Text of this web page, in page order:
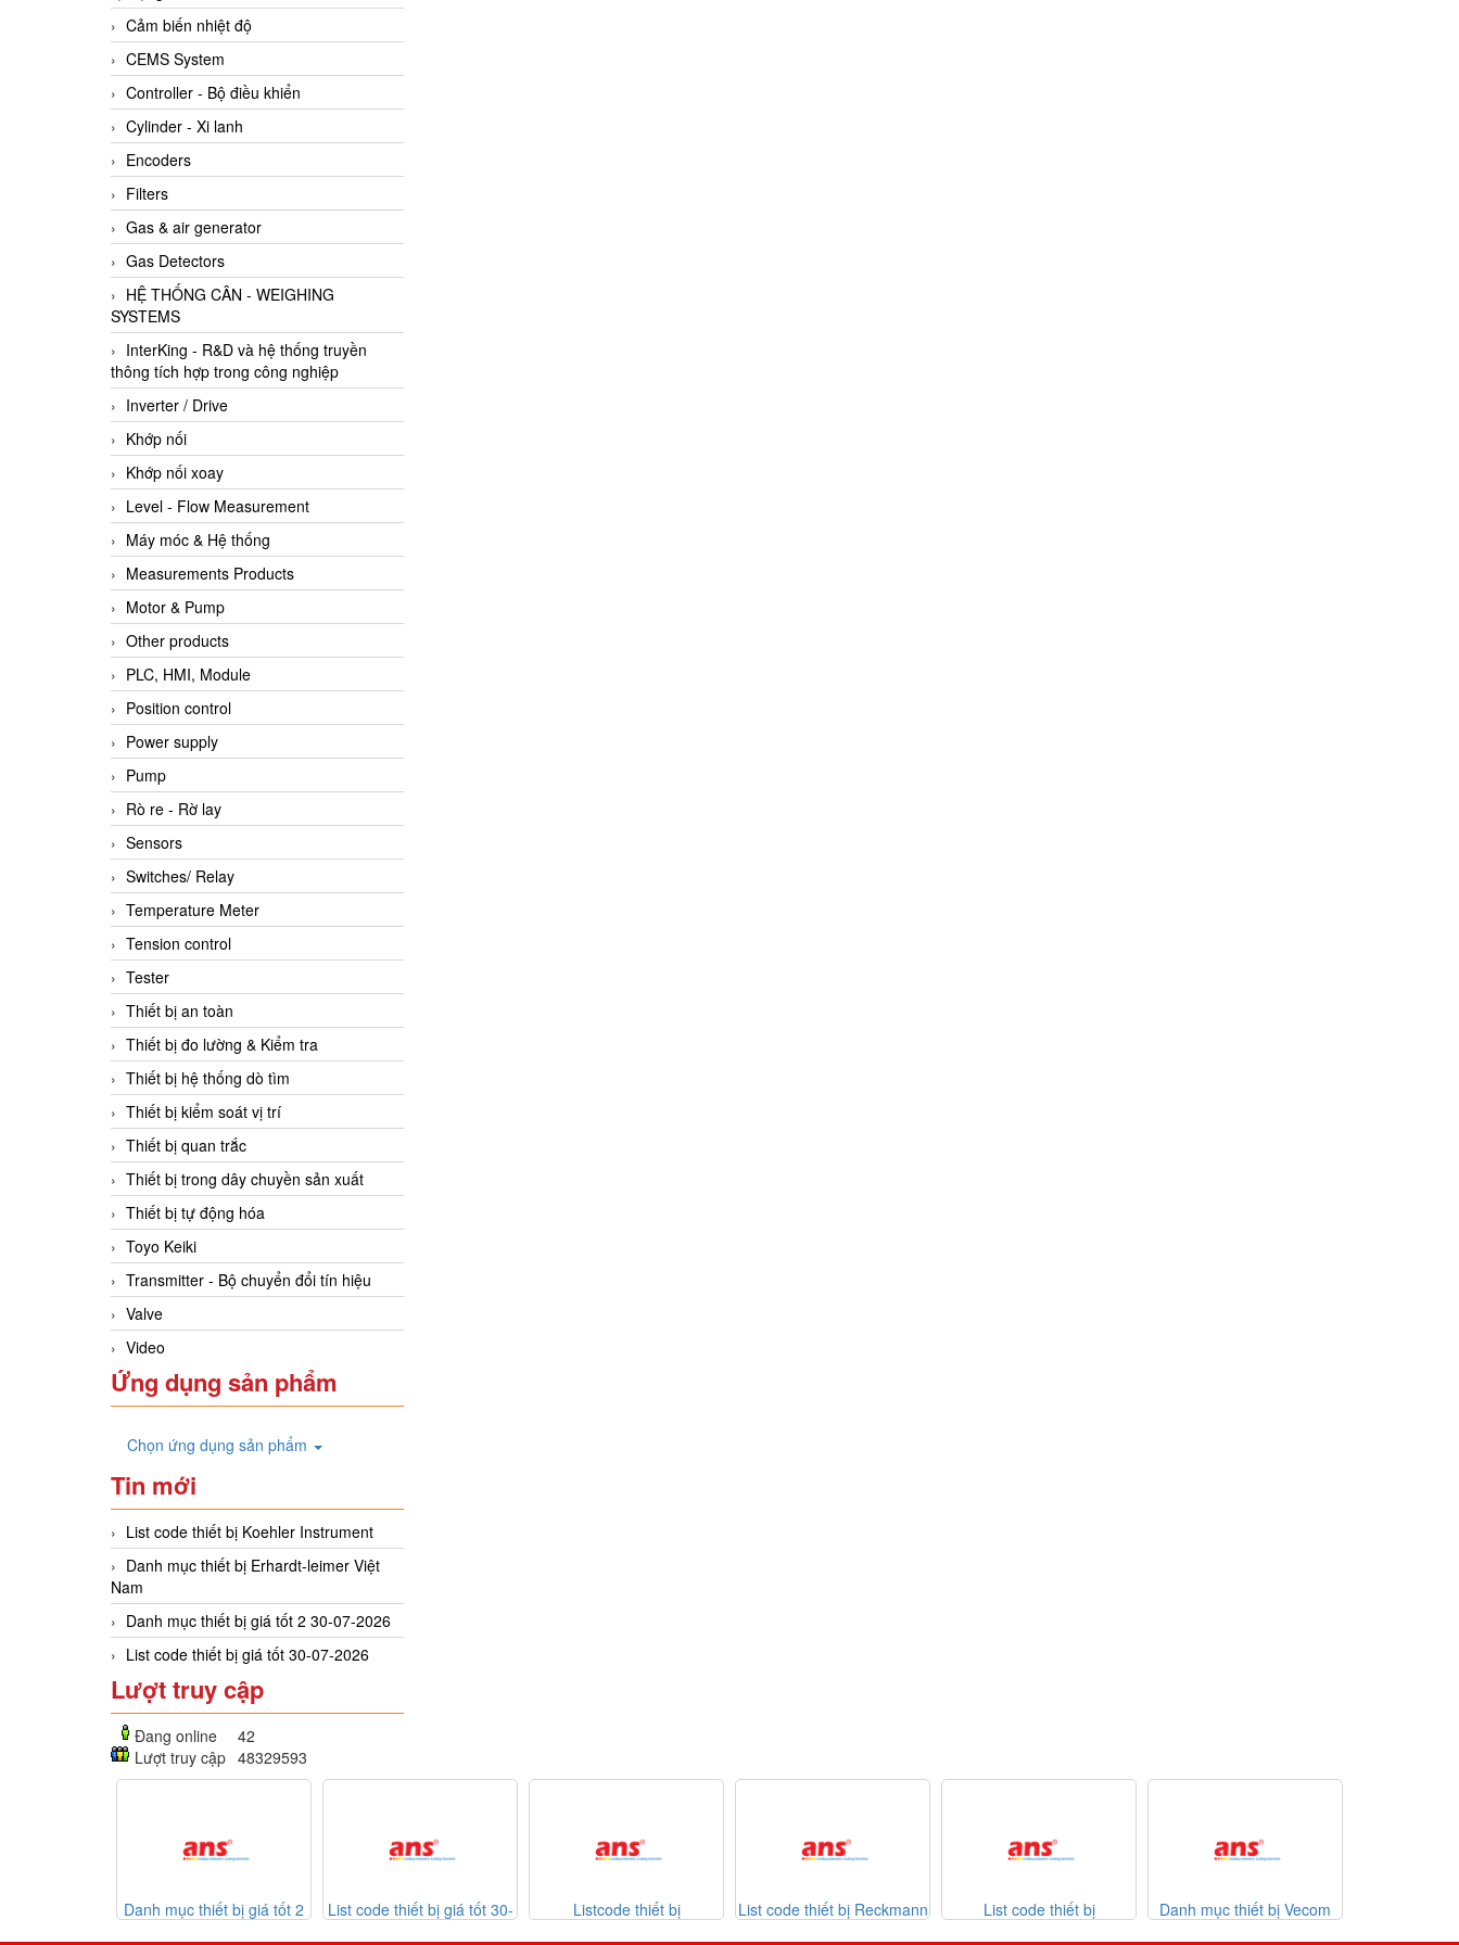
Cảm biến nhiệt độ
CEMS System
Controller - Bộ điều khiển
Cylinder - Xi lanh
Encoders
Filters
Gas & air generator
Gas Detectors
HỆ THỐNG CÂN - WEIGHING
SYSTEMS
InterKing - R&D và hệ thống truyền
thông tích hợp trong công nghiệp
Inverter / Drive
Khớp nối
Khớp nối xoay
Level - Flow Measurement
Máy móc & Hệ thống
Measurements Products
Motor & Pump
Other products
PLC, HMI, Module
Position control
Power supply
Pump
Rò re - Rờ lay
Sensors
Switches/ Relay
Temperature Meter
Tension control
Tester
Thiết bị an toàn
Thiết bị đo lường & Kiểm tra
Thiết bị hệ thống dò tìm
Thiết bị kiểm soát vị trí
Thiết bị quan trắc
Thiết bị trong dây chuyền sản xuất
Thiết bị tự động hóa
Toyo Keiki
Transmitter - Bộ chuyển đổi tín hiệu
Valve
Video
Ứng dụng sản phẩm
Chọn ứng dụng sản phẩm
Tin mới
List code thiết bị Koehler Instrument
Danh mục thiết bị Erhardt-leimer Việt
Nam
Danh mục thiết bị giá tốt 2 30-07-2026
List code thiết bị giá tốt 30-07-2026
Lượt truy cập
Đang online
42
Lượt truy cập 48329593
thiết bị giá tốt 2
List code thiết bị giá tốt 30-
Listcode thiết bị
List code thiết bị Reckmann
List code thiết bị
Danh mục thiết bị Vecom
Danh mục thiết bị Watlow